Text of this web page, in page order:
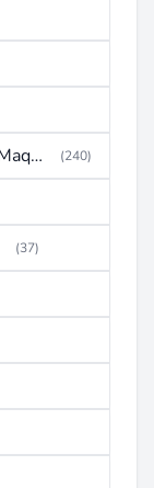
Maquinaria de Construcción (Maquinaria Pesada) (240)
(37)